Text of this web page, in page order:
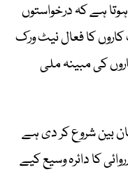
ہے کہ درخواستوں
کا فعال نیٹ ورک
کی مبینہ ملی
بین شروع کر دی ہے
کا دائرہ وسیع کیے